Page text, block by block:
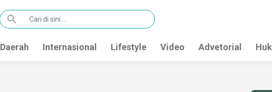
search
Daerah Internasional Lifestyle Video Advetorial